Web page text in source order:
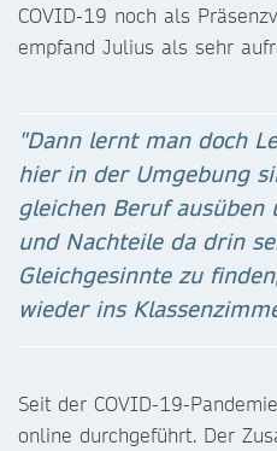
COVID-19 noch als
empfand Julius als sehr
"Dann lernt man doch
hier in der Umgebung
gleichen Beruf ausüben
und Nachteile da drin
Gleichgesinnte zu
wieder ins
Seit der COVID-19-
online durchgeführt. Der